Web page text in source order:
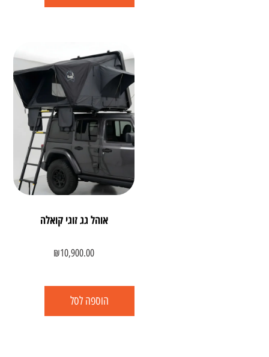
אוהל גג זוגי קואלה
₪10,900.00
הוספה לסל